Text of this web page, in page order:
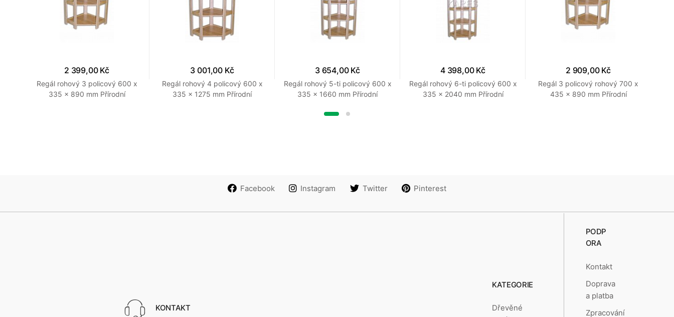
2 399,00 Kč
Regál rohový 3 policový 600 x
335 x 890 mm Přírodní
3 001,00 Kč
Regál rohový 4 policový 600 x
335 x 1275 mm Přírodní
3 654,00 Kč
Regál rohový 5-ti policový 600 x
335 x 1660 mm Přírodní
4 398,00 Kč
Regál rohový 6-ti policový 600 x
335 x 2040 mm Přírodní
2 909,00 Kč
Regál 3 policový rohový 700 x
435 x 890 mm Přírodní
Facebook Instagram Twitter Pinterest
KONTAKT
KATEGORIE
Dřevěné
PODP
ORA
Kontakt
Doprava
a platba
Zpracování